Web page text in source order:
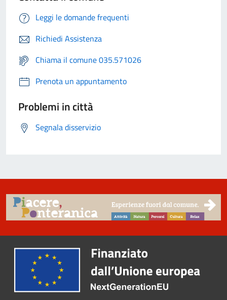
Leggi le domande frequenti
Richiedi Assistenza
Chiama il comune 035.571026
Prenota un appuntamento
Problemi in città
Segnala disservizio